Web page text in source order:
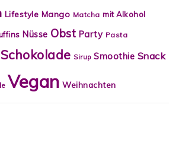
Lifestyle Mango Matcha mit Alkohol
Nüsse Obst Party Pasta
Schokolade Sirup Smoothie Snack
Vegan Weihnachten